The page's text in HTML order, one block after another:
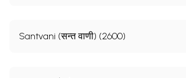
Santvani (सन्त वाणी) (2600)